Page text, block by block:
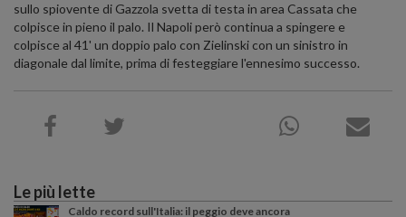
sullo spiovente di Gazzola svetta di testa in area Cassata che
colpisce in pieno il palo. Il Napoli però continua a spingere e
colpisce al 41' un doppio palo con Zielinski con un sinistro in
diagonale dal limite, prima di festeggiare l'ennesimo successo.
Le più lette
Caldo record sull'Italia: il peggio deve ancora